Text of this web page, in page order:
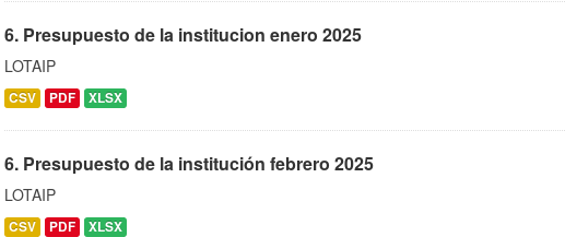
6. Presupuesto de la institucion enero 2025
LOTAIP
CSV PDF XLSX
6. Presupuesto de la institución febrero 2025
LOTAIP
CSV PDF XLSX